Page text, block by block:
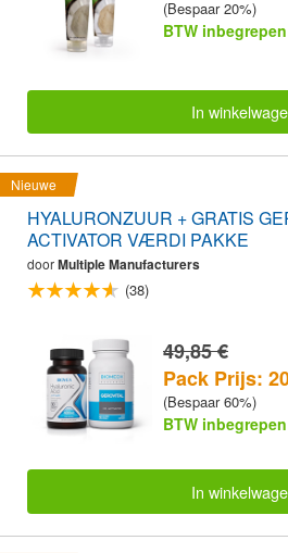
(Bespaar 20%)
BTW inbegrepen
In
Nieuwe
HYALURONZUUR + GRATIS
ACTIVATOR VÆRDI PAKKE
doorMultiple Manufacturers
(38)
49,85 €
Pack Prijs:
(Bespaar 60%)
BTW inbegrepen
In